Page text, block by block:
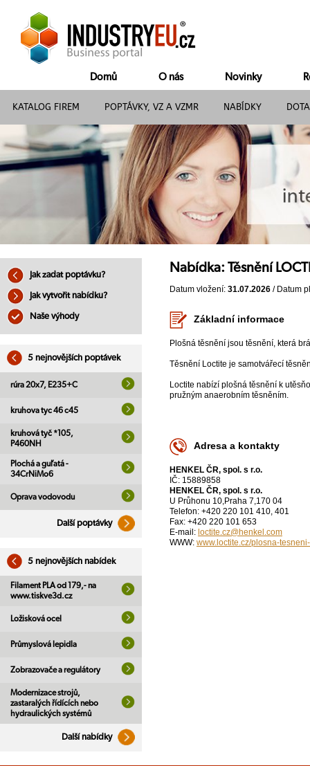
Domů O nás Novinky
KATALOG FIREM POPTÁVKY, VZ A VZMR NABÍDKY
Jak zadat poptávku?
Jak vytvořit nabídku?
Naše výhody
5 nejnovějších poptávek
rúra 20x7, E235+C
kruhova tyc 46 c45
kruhová tyč *105,
P460NH
Plochá a guľatá -
34CrNiMo6
Oprava vodovodu
Další poptávky
5 nejnovějších nabídek
Filament PLA od 179,- na
www.tiskve3d.cz
Ložisková ocel
Průmyslová lepidla
Zobrazovače a regulátory
Modernizace strojů,
zastaralých řídících nebo
hydraulických systémů
Další nabídky
Nabídka: Těsnění
Datum vložení: 31.07.2026 / Datum
Základní informace
Plošná těsnění jsou těsnění, která
Těsnění Loctite je samotvářecí
Loctite nabízí plošná těsnění k
pružným anaerobním těsněním.
Adresa a kontakty
HENKEL ČR, spol. s r.o.
IČ: 15889858
HENKEL ČR, spol. s r.o.
U Průhonu 10,Praha 7,170 04
Telefon: +420 220 101 410, 401
Fax: +420 220 101 653
E-mail: loctite.cz@henkel.com
WWW: www.loctite.cz/plosna-